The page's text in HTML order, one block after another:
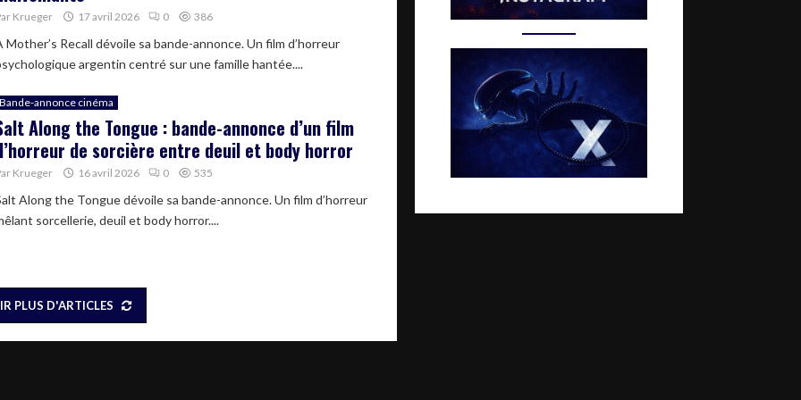
Krueger 17 avril 2026 0 386
Mother’s Recall dévoile sa bande-annonce. Un film d’horreur
argentin centré sur une famille hantée....
Bande-annonce cinéma
Along the Tongue : bande-annonce d’un film
de sorcière entre deuil et body horror
Krueger 16 avril 2026 0 535
Along the Tongue dévoile sa bande-annonce. Un film d’horreur
sorcellerie, deuil et body horror....
PLUS D'ARTICLES